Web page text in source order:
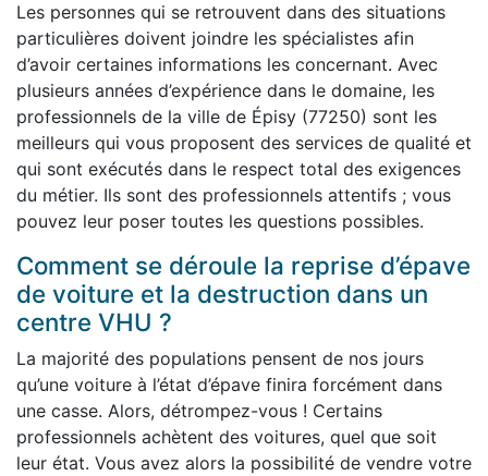
Les personnes qui se retrouvent dans des situations
particulières doivent joindre les spécialistes afin
d’avoir certaines informations les concernant. Avec
plusieurs années d’expérience dans le domaine, les
professionnels de la ville de Épisy (77250) sont les
meilleurs qui vous proposent des services de qualité et
qui sont exécutés dans le respect total des exigences
du métier. Ils sont des professionnels attentifs ; vous
pouvez leur poser toutes les questions possibles.
Comment se déroule la reprise d’épave
de voiture et la destruction dans un
centre VHU ?
La majorité des populations pensent de nos jours
qu’une voiture à l’état d’épave finira forcément dans
une casse. Alors, détrompez-vous ! Certains
professionnels achètent des voitures, quel que soit
leur état. Vous avez alors la possibilité de vendre votre